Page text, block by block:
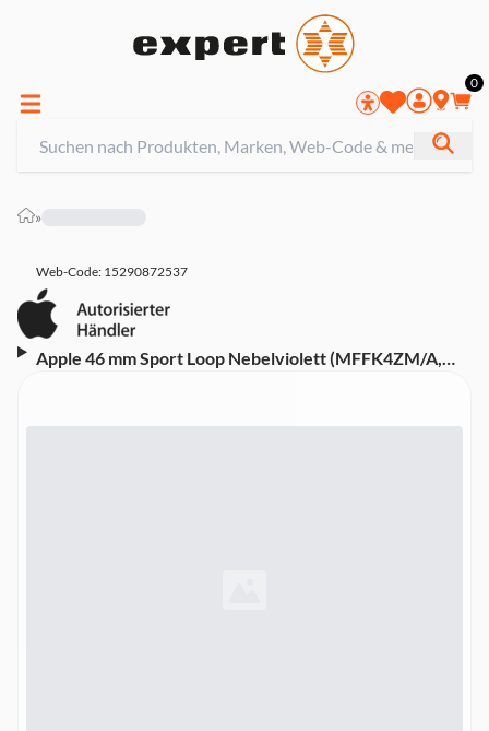
0
»
Web-Code: 15290872537
Apple 46 mm Sport Loop Nebelviolett (MFFK4ZM/A,